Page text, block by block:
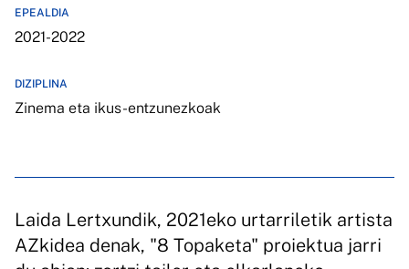
EPEALDIA
2021-2022
DIZIPLINA
Zinema eta ikus-entzunezkoak
Laida Lertxundik, 2021eko urtarriletik artista
AZkidea denak, "8 Topaketa" proiektua jarri